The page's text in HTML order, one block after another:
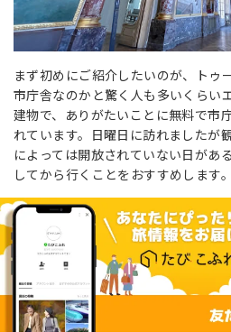
まず初めにご紹介したいのが、トゥ
市庁舎なのかと驚く人も多いくらい
建物で、ありがたいことに無料で市
れています。日曜日に訪れましたが
によっては開放されていない日があ
してから行くことをおすすめします。